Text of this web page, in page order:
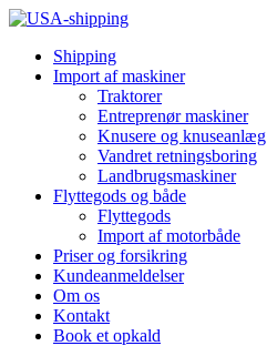
Shipping
Import af maskiner
Traktorer
Entreprenør maskiner
Knusere og knuseanlæg
Vandret retningsboring
Landbrugsmaskiner
Flyttegods og både
Flyttegods
Import af motorbåde
Priser og forsikring
Kundeanmeldelser
Om os
Kontakt
Book et opkald